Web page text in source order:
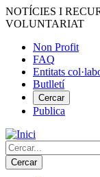
Vés
al
NOTÍCIES I
VOLUNTARIAT
Menú
del
compte
d'usuari
Non Profit
FAQ
Entitats
Butlletí
Cercar
Publica
Cerca